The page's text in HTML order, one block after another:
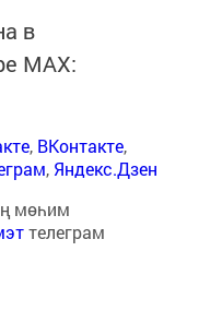
в
MАХ:
, ВКонтакте,
, Яндекс.Дзен
мөһим
телеграм